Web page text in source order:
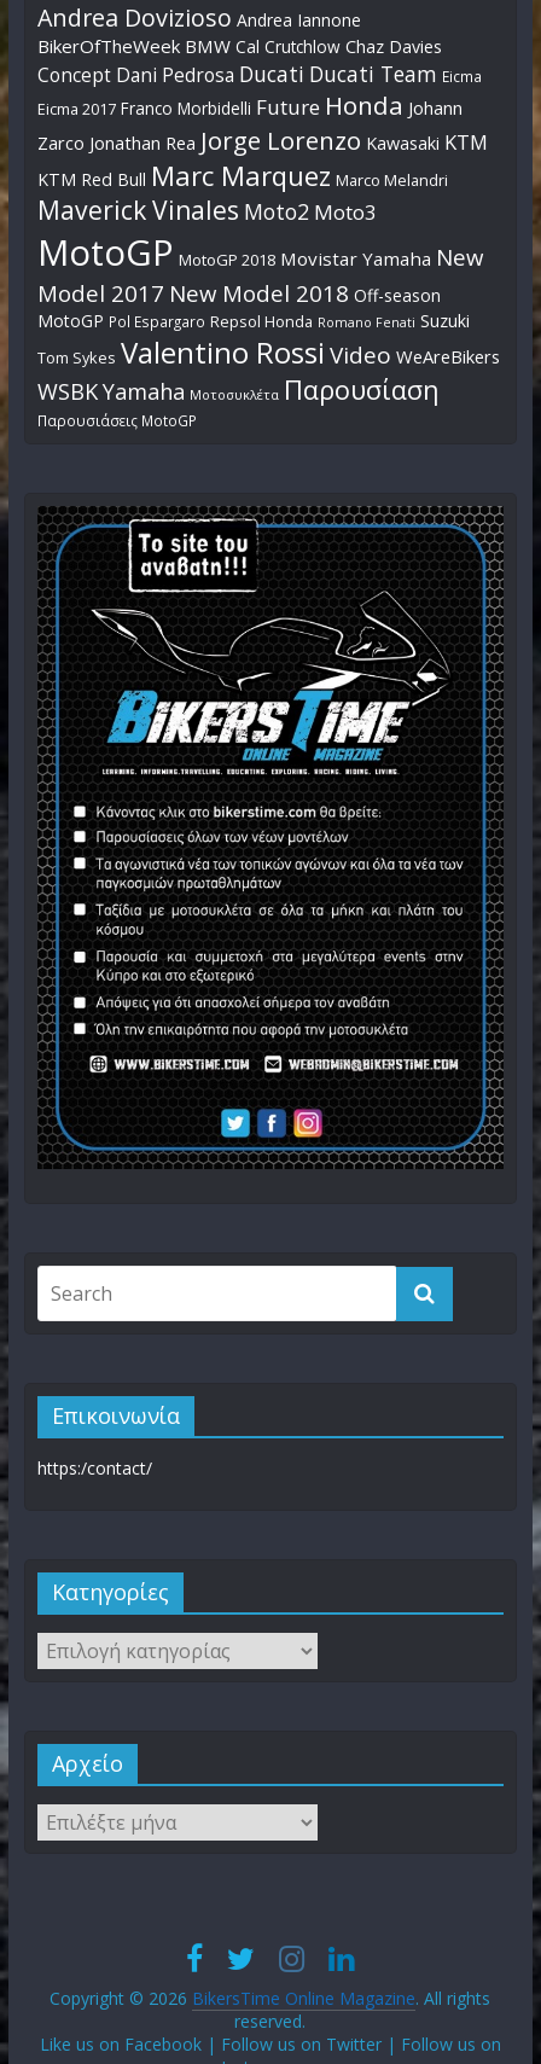
Andrea Dovizioso Andrea Iannone
BikerOfTheWeek BMW Cal Crutchlow Chaz Davies
Concept Dani Pedrosa Ducati Ducati Team Eicma
Eicma 2017 Franco Morbidelli Future Honda Johann
Zarco Jonathan Rea Jorge Lorenzo Kawasaki KTM
KTM Red Bull Marc Marquez Marco Melandri
Maverick Vinales Moto2 Moto3
MotoGP MotoGP 2018 Movistar Yamaha New
Model 2017 New Model 2018 Off-season
MotoGP Pol Espargaro Repsol Honda Romano Fenati Suzuki
Tom Sykes Valentino Rossi Video WeAreBikers
WSBKYamaha Μοτοσυκλέτα Παρουσίαση
Παρουσιάσεις MotoGP
Επικοινωνία
https:/contact/
Kατηγορίες
Αρχείο
Copyright © 2026 BikersTime Online Magazine. All rights
reserved.
Like us on Facebook | Follow us on Twitter | Follow us on